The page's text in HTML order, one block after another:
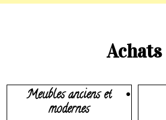
Achats
Meubles anciens et
modernes